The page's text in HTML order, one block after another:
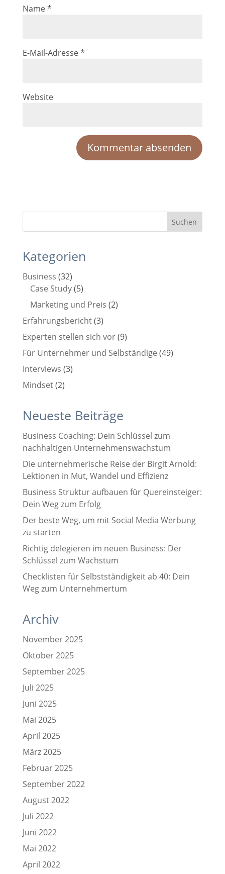
Name*
E-Mail-Adresse*
Website
Kategorien
Business (32)
Case Study(5)
Marketing und Preis (2)
Erfahrungsbericht(3)
Experten stellen sich vor(9)
Für Unternehmer und Selbständige (49)
Interviews (3)
Mindset(2)
Neueste Beiträge
Business Coaching: Dein Schlüssel zum
nachhaltigen Unternehmenswachstum
Die unternehmerische Reise der Birgit Arnold:
Lektionen in Mut, Wandel und Effizienz
Business Struktur aufbauen für Quereinsteiger:
Dein Weg zum Erfolg
Der beste Weg, um mit Social Media Werbung
zu starten
Richtig delegieren im neuen Business: Der
Schlüssel zum Wachstum
Checklisten für Selbstständigkeit ab 40: Dein
Weg zum Unternehmertum
Archiv
November 2025
Oktober 2025
September 2025
Juli 2025
Juni 2025
Mai 2025
April 2025
März 2025
Februar 2025
September 2022
August 2022
Juli 2022
Juni 2022
Mai 2022
April 2022